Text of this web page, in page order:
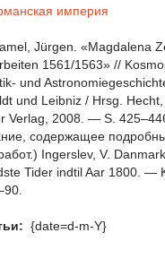
империя
Jürgen. «Magdalena
1561/1563» //
und
und Leibniz / Hrsg.
Verlag, 2008. — S.
содержащее
Ingerslev, V.
Tider indtil Aar 1800. —
{date=d-m-Y}